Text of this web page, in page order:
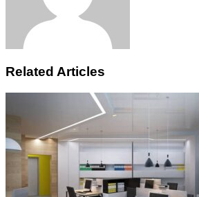
Related Articles